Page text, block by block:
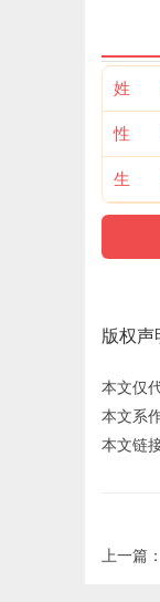
姓
性
生
版权声
本文仅
本文系
本文链
上一篇：